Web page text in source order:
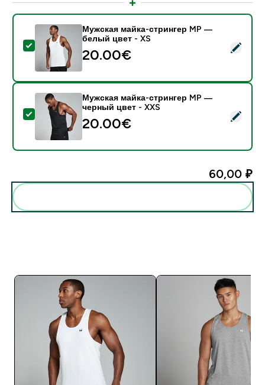
- Мужская майка-стрингер MP — белый цвет - XS
Мужская майка-стрингер MP —
белый цвет - XS
20.00€‎
- Мужская майка-стрингер MP — черный цвет - XXS
Мужская майка-стрингер MP —
черный цвет - XXS
20.00€‎
60,00 ₽‎